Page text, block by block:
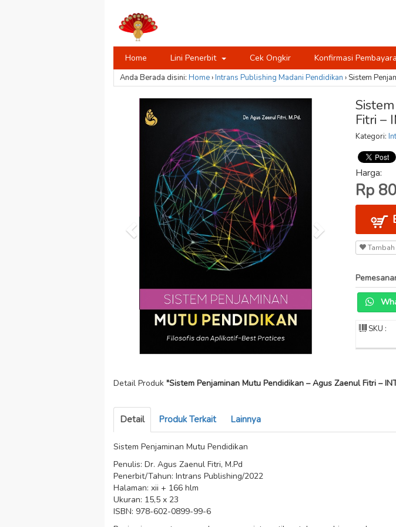
Home Lini Penerbit Cek Ongkir Konfirmasi
Anda Berada disini: Home›Intrans Publishing Madani Pendidikan › Sistem
Fitri –
Kategori:
Harga:
Rp
SKU :
Detail Produk "Sistem Penjaminan Mutu Pendidikan – Agus Zaenul Fitri –
Detail Produk Terkait Lainnya
Sistem Penjaminan Mutu Pendidikan
Penulis: Dr. Agus Zaenul Fitri, M.Pd
Penerbit/Tahun: Intrans Publishing/2022
Halaman: xii + 166 hlm
Ukuran: 15,5 x 23
ISBN: 978-602-0899-99-6